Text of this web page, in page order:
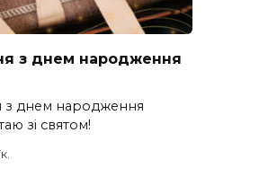
з днем народження
з днем народження
зі святом!